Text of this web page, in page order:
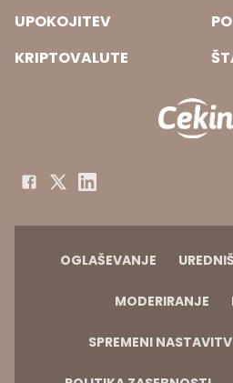
UPOKOJITEV
KRIPTOVALUTE
OGLAŠEVANJE
MODERIRANJE
SPREMENI